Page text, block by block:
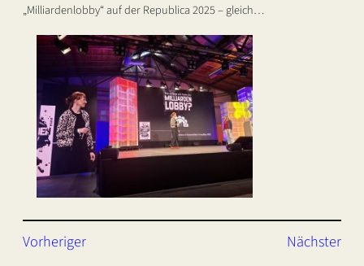
„Milliardenlobby“ auf der Republica 2025 – gleich…
Vorheriger Nächster